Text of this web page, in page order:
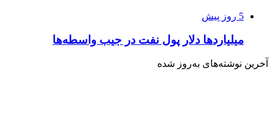
5 روز پیش
میلیاردها دلار پول نفت در جیب واسطه‌ها
آخرین نوشته‌های‌ به‌روز شده